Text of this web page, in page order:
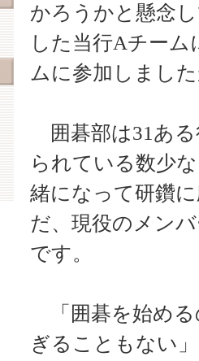
かろうかと懸念
した当行Aチーム
ムに参加しまし
囲碁部は31 あ
られている数少
緒になって研鑽
だ、現役のメン
です。
「囲碁を始める
ぎることもない